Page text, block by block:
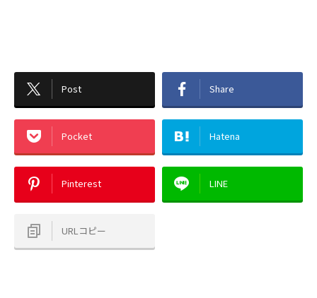
Post Share
Pocket Hatena
Pinterest LINE
URLコピー